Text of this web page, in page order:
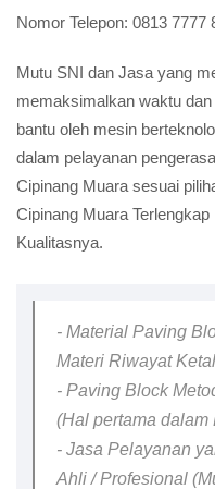
Nomor Telepon: 0813 7777
Mutu SNI dan Jasa yang
memaksimalkan waktu
bantu oleh mesin
dalam pelayanan
Cipinang Muara sesuai
Cipinang Muara
Kualitasnya.
- Material Paving
Materi Riwayat
- Paving Block
(Hal pertama dalam
- Jasa Pelayanan
Ahli / Profesional